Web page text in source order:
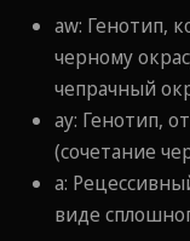
aw: Генотип,
черному
чепрачный
ay: Генотип,
(сочетание
a:
виде